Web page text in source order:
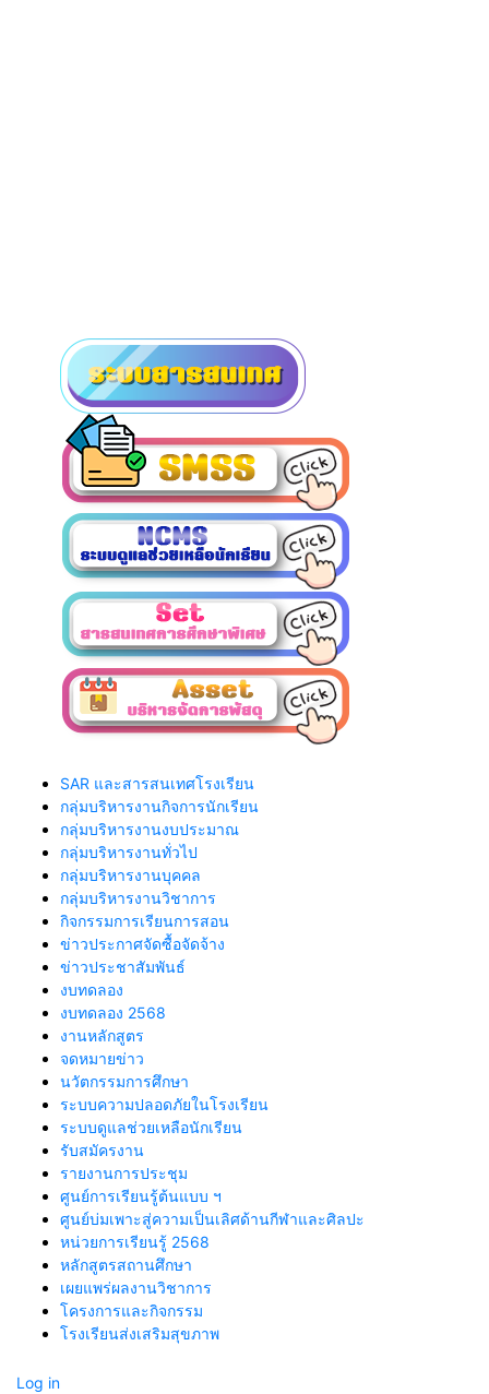
SAR และสารสนเทศโรงเรียน
กลุ่มบริหารงานกิจการนักเรียน
กลุ่มบริหารงานงบประมาณ
กลุ่มบริหารงานทั่วไป
กลุ่มบริหารงานบุคคล
กลุ่มบริหารงานวิชาการ
กิจกรรมการเรียนการสอน
ข่าวประกาศจัดซื้อจัดจ้าง
ข่าวประชาสัมพันธ์
งบทดลอง
งบทดลอง 2568
งานหลักสูตร
จดหมายข่าว
นวัตกรรมการศึกษา
ระบบความปลอดภัยในโรงเรียน
ระบบดูแลช่วยเหลือนักเรียน
รับสมัครงาน
รายงานการประชุม
ศูนย์การเรียนรู้ต้นแบบ ฯ
ศูนย์บ่มเพาะสู่ความเป็นเลิศด้านกีฬาและศิลปะ
หน่วยการเรียนรู้ 2568
หลักสูตรสถานศึกษา
เผยแพร่ผลงานวิชาการ
โครงการและกิจกรรม
โรงเรียนส่งเสริมสุขภาพ
Log in